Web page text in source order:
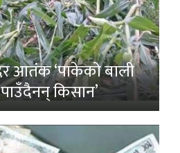
आतंक ‘पाकेको बाली
पाउँदैनन् किसान’